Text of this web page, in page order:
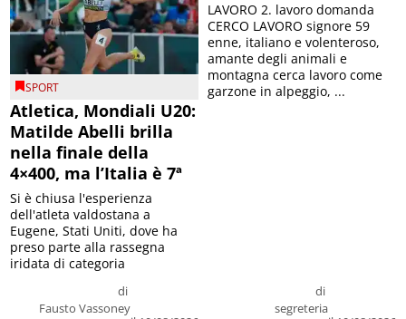
SPORT
Atletica, Mondiali U20:
Matilde Abelli brilla
nella finale della
4×400, ma l’Italia è 7ª
di
Fausto Vassoney
Si è chiusa l'esperienza
dell'atleta valdostana a
Eugene, Stati Uniti, dove ha
preso parte alla rassegna
iridata di categoria
di
segreteria
LAVORO 2. lavoro domanda
CERCO LAVORO signore 59
enne, italiano e volenteroso,
amante degli animali e
montagna cerca lavoro come
garzone in alpeggio, ...